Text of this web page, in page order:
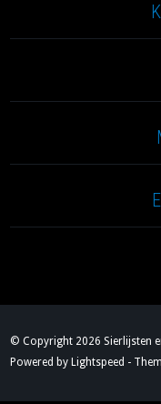
© Copyright 2026 Sierlijsten
Powered by Lightspeed -